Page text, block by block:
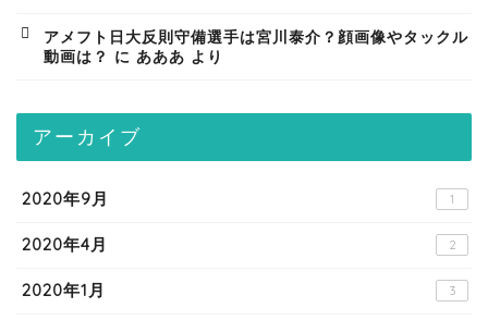
アメフト日大反則守備選手は宮川泰介？顔画像やタックル
動画は？ に あああ より
アーカイブ
2020年9月 1
2020年4月 2
2020年1月 3